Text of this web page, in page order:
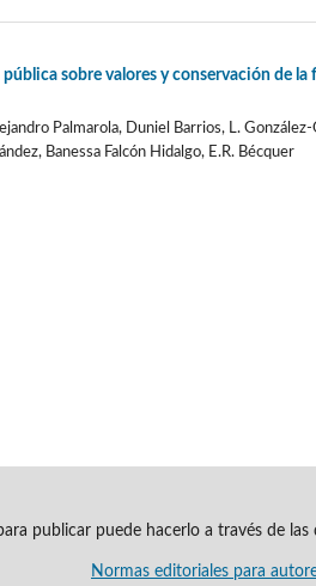
sobre valores y conservación de
Palmarola, Duniel Barrios, L. González-
Banessa Falcón Hidalgo, E.R. Bécquer
publicar puede hacerlo a través de
Normas editoriales para